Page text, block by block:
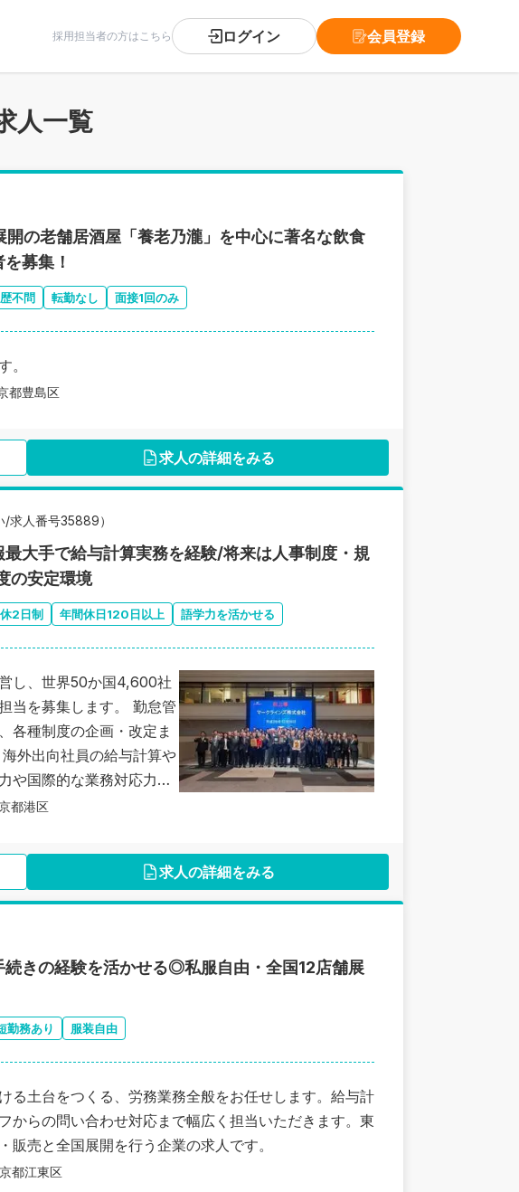
採用担当者の方はこちら ログイン 会員登録
人一覧
開の老舗居酒屋「養老乃瀧」を中心に著名な飲食
募集！
不問 転勤なし 面接1回のみ
。
都豊島区
求人の詳細をみる
求人番号35889）
最大手で給与計算実務を経験/将来は人事制度・規
の安定環境
2日制 年間休日120日以上 語学力を活かせる
し、世界50か国4,600社
当を募集します。 勤怠管
各種制度の企画・改定ま
外出向社員の給与計算や
や国際的な業務対応力も
勤怠管理から制度企画ま
都港区
求人の詳細をみる
続きの経験を活かせる◎私服自由・全国12店舗展
勤務あり 服装自由
る土台をつくる、労務業務全般をお任せします。給与計
からの問い合わせ対応まで幅広く担当いただきます。東
売と全国展開を行う企業の求人です。
都江東区